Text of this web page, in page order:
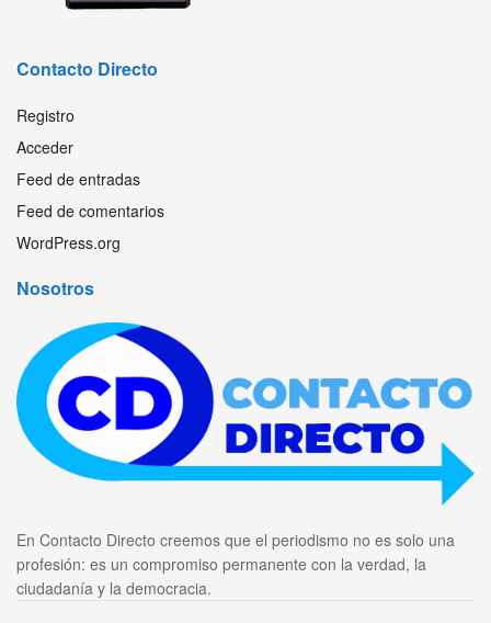
Contacto Directo
Registro
Acceder
Feed de entradas
Feed de comentarios
WordPress.org
Nosotros
En Contacto Directo creemos que el periodismo no es solo una
profesión: es un compromiso permanente con la verdad, la
ciudadanía y la democracia.